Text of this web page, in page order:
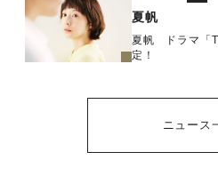
夏帆
夏帆 ドラマ「T
定！
ニュース